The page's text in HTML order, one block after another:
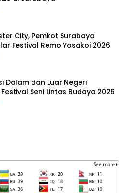
City, Pemkot Surabaya
Festival Remo Yosakoi 2026
Dalam dan Luar Negeri
Seni Lintas Budaya 2026